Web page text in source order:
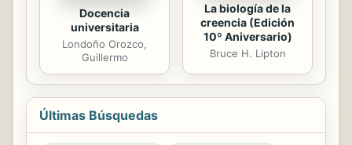
Docencia
universitaria
Londoño Orozco,
Guillermo
La biología de la
creencia (Edición
10º Aniversario)
Bruce H. Lipton
Últimas Búsquedas